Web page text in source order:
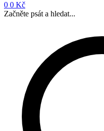
0 0 Kč
Začněte psát a hledat...